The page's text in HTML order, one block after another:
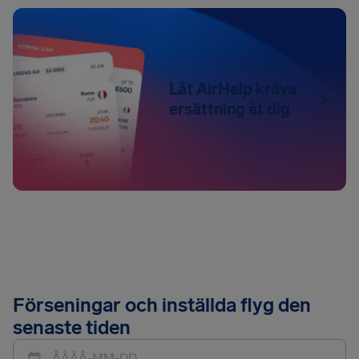
Låt AirHelp kräva
ersättning åt dig
Förseningar och inställda flyg den
senaste tiden